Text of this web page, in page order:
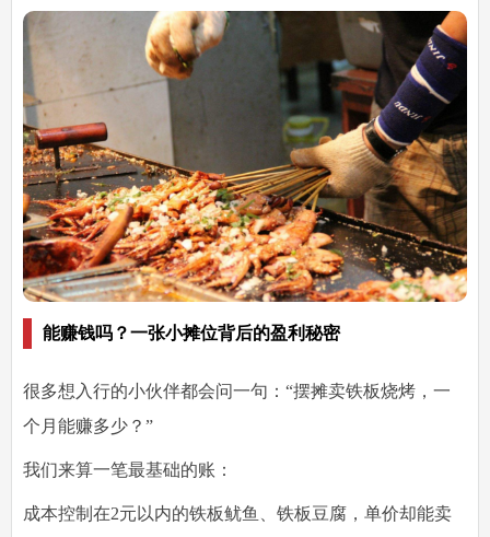
能赚钱吗？一张小摊位背后的盈利秘密
很多想入行的小伙伴都会问一句：“摆摊卖铁板烧烤，一
个月能赚多少？ ”
我们来算一笔最基础的账：
成本控制在2元以内的铁板鱿鱼、铁板豆腐，单价却能卖